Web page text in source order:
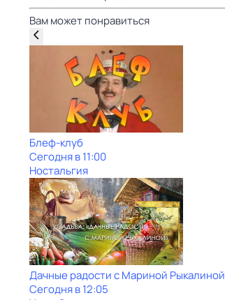
Вам может понравиться
Блеф-клуб
Сегодня в 11:00
Ностальгия
Дачные радости с Мариной Рыкалиной
Сегодня в 12:05